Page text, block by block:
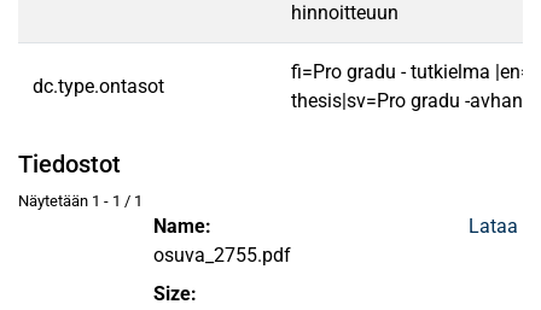
hinnoitteuun
dc.type.ontasot
fi=Pro gradu - tutkielma
thesis|sv=Pro gradu -
Tiedostot
Näytetään 1 - 1 / 1
Name:
osuva_2755.pdf
Size:
Lataa